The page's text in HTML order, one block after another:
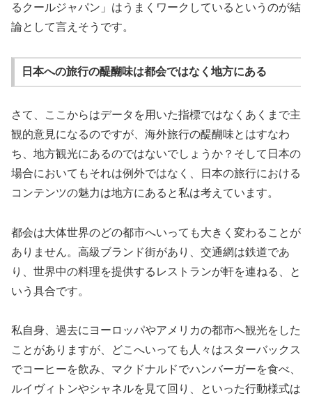
るクールジャパン」はうまくワークしているというのが結
論として言えそうです。
日本への旅行の醍醐味は都会ではなく地方にある
さて、ここからはデータを用いた指標ではなくあくまで主
観的意見になるのですが、海外旅行の醍醐味とはすなわ
ち、地方観光にあるのではないでしょうか？そして日本の
場合においてもそれは例外ではなく、日本の旅行における
コンテンツの魅力は地方にあると私は考えています。
都会は大体世界のどの都市へいっても大きく変わることが
ありません。高級ブランド街があり、交通網は鉄道であ
り、世界中の料理を提供するレストランが軒を連ねる、と
いう具合です。
私自身、過去にヨーロッパやアメリカの都市へ観光をした
ことがありますが、どこへいっても人々はスターバックス
でコーヒーを飲み、マクドナルドでハンバーガーを食べ、
ルイヴィトンやシャネルを見て回り、といった行動様式は